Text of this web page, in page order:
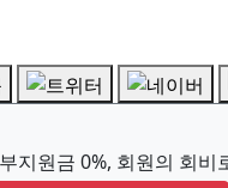
지원금 0%, 회원의 회비